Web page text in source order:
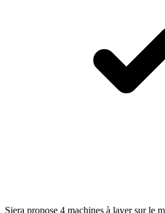
Siera propose 4 machines à laver sur le